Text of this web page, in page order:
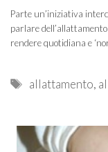
Parte un’iniziativa
parlare
rendere quotidiana e
Tags
allattamento,